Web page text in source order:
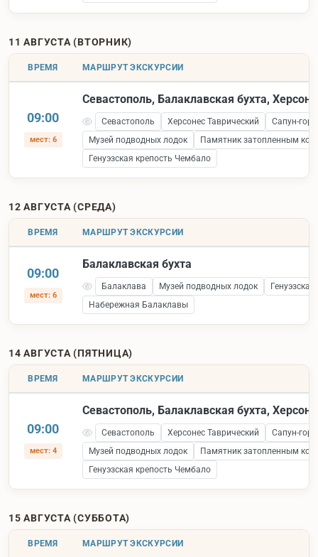
11 АВГУСТА (ВТОРНИК)
ВРЕМЯ МАРШРУТ ЭКСКУРСИИ
09:00
мест: 6
Севастополь, Балаклавская бухта,
Севастополь Херсонес Таврический
Сапун-гора
Музей подводных лодок
Памятник затопленным
Генуэзская крепость Чембало
12 АВГУСТА (СРЕДА)
ВРЕМЯ МАРШРУТ ЭКСКУРСИИ
09:00
мест: 6
Балаклавская бухта
Балаклава Музей подводных лодок
Набережная Балаклавы
14 АВГУСТА (ПЯТНИЦА)
ВРЕМЯ МАРШРУТ ЭКСКУРСИИ
09:00
мест: 4
Севастополь, Балаклавская бухта,
Севастополь Херсонес Таврический
Сапун-гора
Музей подводных лодок
Памятник затопленным
Генуэзская крепость Чембало
15 АВГУСТА (СУББОТА)
ВРЕМЯ МАРШРУТ ЭКСКУРСИИ